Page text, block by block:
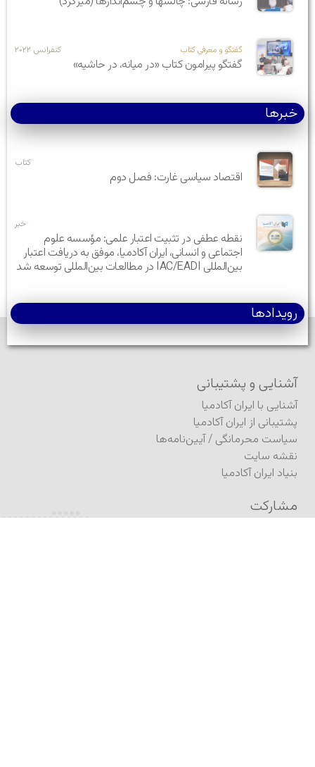
گفتگو و معرفی کتاب کنفرانس ۲۰۲۲
گفتگو پیرامون کتاب «در میانه، در حاشیه»
خبرها
کتاب
اقتصاد سیاسی غارت: فصل دوم
خبر
نقطه عطفی در تثبیت اعتبار علمی: مؤسسه علوم
اجتماعی و انسانی، ایران آکادمیا، موفق به دریافت اعتبار
بین‌المللی IAC/EADI در مطالعات بین‌المللی توسعه شد
رویدادها
آشنایی و پشتیبانی
آشنایی با ایران آکادمیا
پشتیبانی از ایران آکادمیا
سیاست محرمانگی /آیین‌نامه‌ها
نقشه سایت
بنیاد ایران آکادمیا
مشارکت